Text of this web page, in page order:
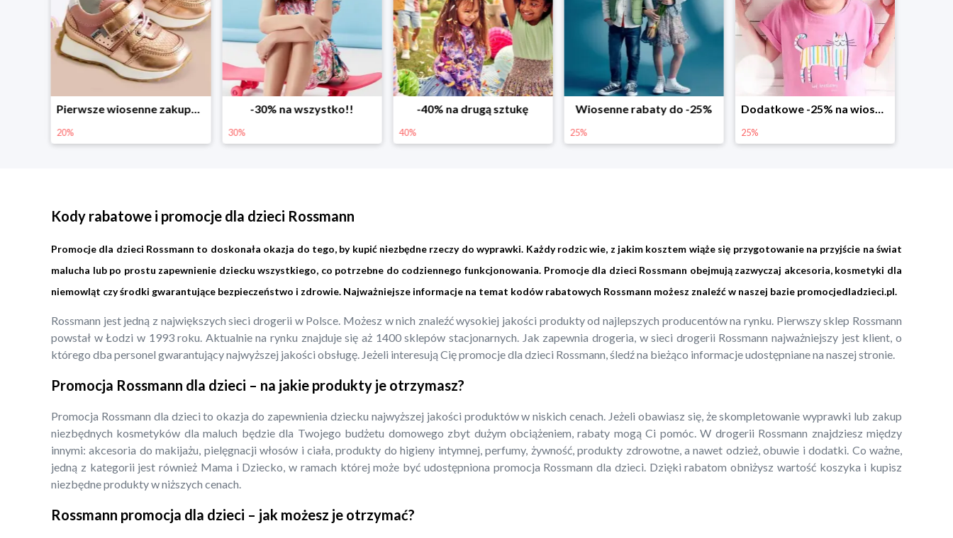
Pierwsze wiosenne zakupy -20%
20%
-30% na wszystko!!
30%
-40% na drugą sztukę
40%
Wiosenne rabaty do -25%
25%
Dodatkowe -25% na wiosenne nowości
25%
Kody rabatowe i promocje dla dzieci Rossmann
Promocje dla dzieci Rossmann to doskonała okazja do tego, by kupić niezbędne rzeczy do wyprawki. Każdy rodzic wie, z jakim kosztem wiąże się przygotowanie na przyjście na świat
malucha lub po prostu zapewnienie dziecku wszystkiego, co potrzebne do codziennego funkcjonowania. Promocje dla dzieci Rossmann obejmują zazwyczaj akcesoria, kosmetyki dla
niemowląt czy środki gwarantujące bezpieczeństwo i zdrowie. Najważniejsze informacje na temat kodów rabatowych Rossmann możesz znaleźć w naszej bazie promocjedladzieci.pl.
Rossmann jest jedną z największych sieci drogerii w Polsce. Możesz w nich znaleźć wysokiej jakości produkty od najlepszych producentów na rynku. Pierwszy sklep Rossmann
powstał w Łodzi w 1993 roku. Aktualnie na rynku znajduje się aż 1400 sklepów stacjonarnych. Jak zapewnia drogeria, w sieci drogerii Rossmann najważniejszy jest klient, o
którego dba personel gwarantujący najwyższej jakości obsługę. Jeżeli interesują Cię promocje dla dzieci Rossmann, śledź na bieżąco informacje udostępniane na naszej stronie.
Promocja Rossmann dla dzieci – na jakie produkty je otrzymasz?
Promocja Rossmann dla dzieci to okazja do zapewnienia dziecku najwyższej jakości produktów w niskich cenach. Jeżeli obawiasz się, że skompletowanie wyprawki lub zakup
niezbędnych kosmetyków dla maluch będzie dla Twojego budżetu domowego zbyt dużym obciążeniem, rabaty mogą Ci pomóc. W drogerii Rossmann znajdziesz między
innymi: akcesoria do makijażu, pielęgnacji włosów i ciała, produkty do higieny intymnej, perfumy, żywność, produkty zdrowotne, a nawet odzież, obuwie i dodatki. Co ważne,
jedną z kategorii jest również Mama i Dziecko, w ramach której może być udostępniona promocja Rossmann dla dzieci. Dzięki rabatom obniżysz wartość koszyka i kupisz
niezbędne produkty w niższych cenach.
Rossmann promocja dla dzieci – jak możesz je otrzymać?